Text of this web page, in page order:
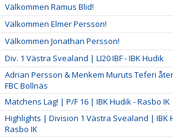
Välkommen Ramus Blid!
Välkommen Elmer Persson!
Välkommen Jonathan Persson!
Div. 1 Västra Svealand | LI20 IBF - IBK Hudik
Adrian Persson & Menkem Muruts Teferi
FBC Bollnäs
Matchens Lag! | P/F 16 | IBK Hudik - Rasbo IK
Highlights | Division 1 Västra Svealand | IBK
Rasbo IK